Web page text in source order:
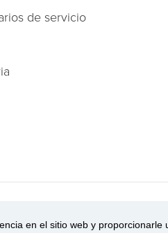
en el sitio web y
de servicio